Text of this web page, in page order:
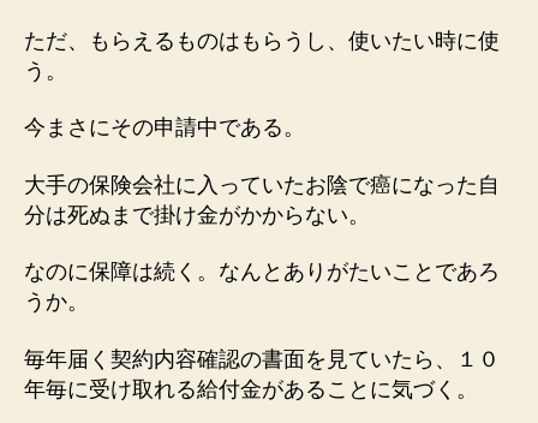
ただ、もらえるものはもらうし、使いたい時に使
う。
今まさにその申請中である。
大手の保険会社に入っていたお陰で癌になった自
分は死ぬまで掛け金がかからない。
なのに保障は続く。なんとありがたいことであろ
うか。
毎年届く契約内容確認の書面を見ていたら、１０
年毎に受け取れる給付金があることに気づく。